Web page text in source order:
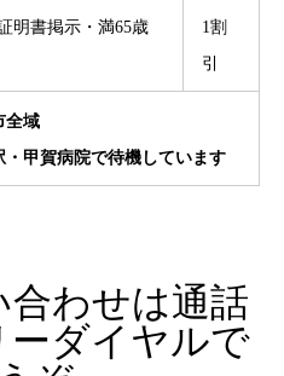
明書掲示・満65歳
1割
引
全域
・甲賀病院で待機しています
合わせは通話
ダイヤルで